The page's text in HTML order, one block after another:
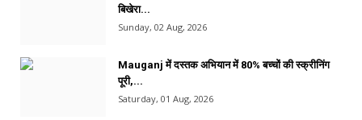
बिखेरा...
Sunday, 02 Aug, 2026
Mauganj में दस्तक अभियान में 80% बच्चों की स्क्रीनिंग
पूरी,...
Saturday, 01 Aug, 2026